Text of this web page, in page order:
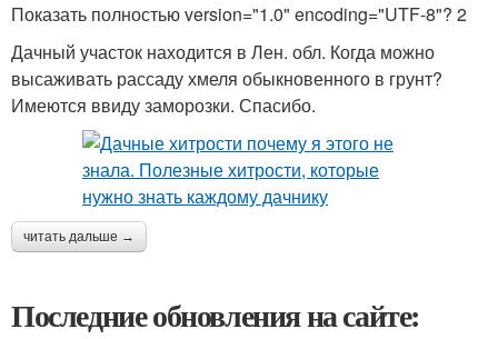
Показать полностью version="1.0" encoding="UTF-8"? 2
Дачный участок находится в Лен. обл. Когда можно
высаживать рассаду хмеля обыкновенного в грунт?
Имеются ввиду заморозки. Спасибо.
читать дальше →
Последние обновления на сайте: